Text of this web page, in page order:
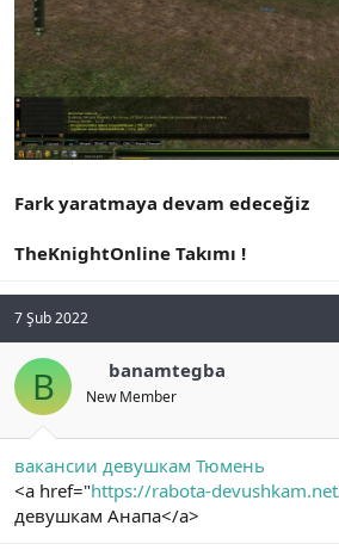
Fark yaratmaya devam edeceğiz
TheKnightOnline Takımı !
7 Şub 2022
B banamtegba
New Member
вакансии девушкам Тюмень
<a href="https://rabota-
девушкам Анапа</a>